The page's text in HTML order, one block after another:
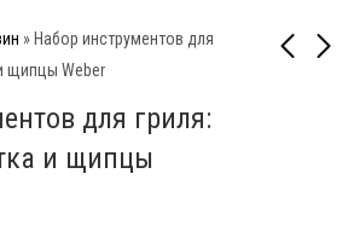
» Набор инструментов для
щипцы Weber
для гриля:
и щипцы
Лопатка для гриля
Weber
Набор инструментов